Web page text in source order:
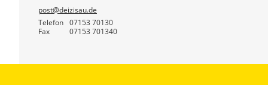
post@deizisau.de
Telefon
07153 70130
Fax 07153 701340